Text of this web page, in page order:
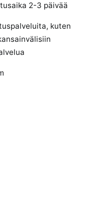
2-3 päivää
kuten